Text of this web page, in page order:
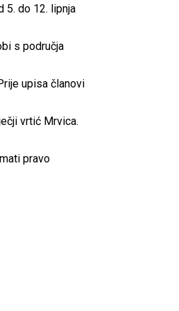
5. do 12. lipnja
s područja
upisa članovi
vrtić Mrvica.
pravo